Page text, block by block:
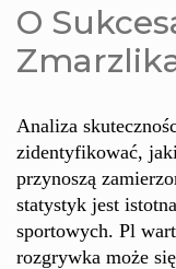
O
Analiza
zidentyfikować,
przynoszą
statystyk jest
sportowych. Pl
rozgrywka może